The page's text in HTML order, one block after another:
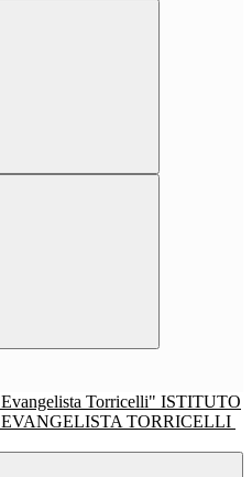
ISTITUTO
EVANGELISTA TORRICELLI